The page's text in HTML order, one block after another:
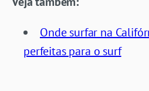
Onde surfar na
perfeitas para o surf